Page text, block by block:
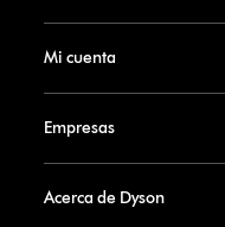
Mi cuenta
Empresas
Acerca de Dyson